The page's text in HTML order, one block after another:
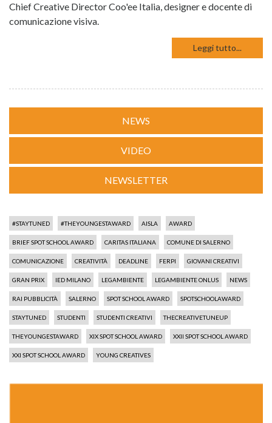
Chief Creative Director Coo'ee Italia, designer e docente di
comunicazione visiva.
Leggi tutto...
NEWS
VIDEO
NEWSLETTER
#STAYTUNED #THEYOUNGESTAWARD AISLA AWARD
BRIEF SPOT SCHOOL AWARD CARITAS ITALIANA COMUNE DI SALERNO
COMUNICAZIONE CREATIVITÀ DEADLINE FERPI GIOVANI CREATIVI
GRAN PRIX IED MILANO LEGAMBIENTE LEGAMBIENTE ONLUS NEWS
RAI PUBBLICITÀ SALERNO SPOT SCHOOL AWARD SPOTSCHOOLAWARD
STAYTUNED STUDENTI STUDENTI CREATIVI THECREATIVETUNEUP
THEYOUNGESTAWARD XIX SPOT SCHOOL AWARD XXII SPOT SCHOOL AWARD
XXI SPOT SCHOOL AWARD YOUNG CREATIVES